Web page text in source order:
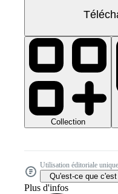
Collection
Utilisation éditoriale
Qu'est-ce que c'est
Plus d'infos